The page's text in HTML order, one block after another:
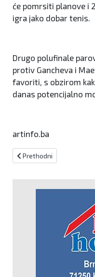
će pomrsiti planove i
igra jako dobar tenis.
Drugo polufinale
protiv Gancheva i
favoriti, s obzirom
danas potencijalno
artinfo.ba
Prethodni članak:
Prethodni